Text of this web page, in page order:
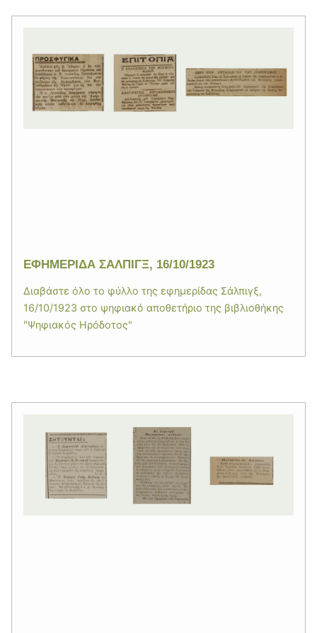
ΕΦΗΜΕΡΙΔΑ ΣΑΛΠΙΓΞ, 16/10/1923
Διαβάστε όλο το φύλλο της εφημερίδας Σάλπιγξ,
16/10/1923 στο ψηφιακό αποθετήριο της βιβλιοθήκης
"Ψηφιακός Ηρόδοτος"